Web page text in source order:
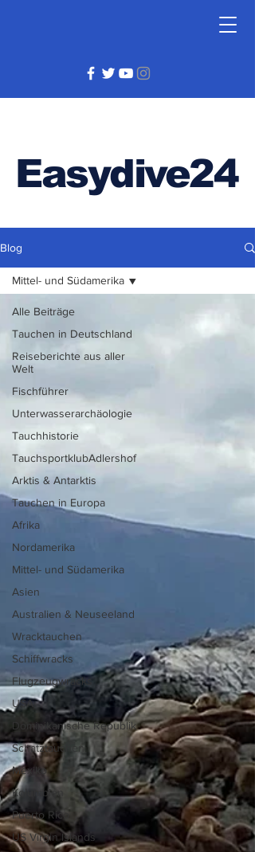
Easydive24
Blog
Alle Beiträge
Tauchen in Deutschland
Reiseberichte aus aller
Welt
Fischführer
Unterwasserarchäologie
Tauchhistorie
TauchsportklubAdlershof
Arktis & Antarktis
Tauchen in Europa
Afrika
Nordamerika
Mittel- und Südamerika
Asien
Australien & Neuseeland
Wracktauchen
Schiffwracks
Flugzeugwracks
USA
Dominikanische Republik
Schatztauchen
Mexiko
Kolumbien
Puerto Rico
US Virgin Islands
Mittel- und Südamerika